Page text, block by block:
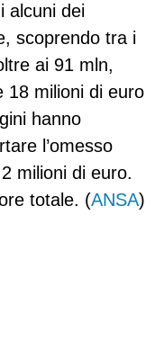
alcuni dei
scoprendo tra i
ai 91 mln,
18 milioni di euro
hanno
l’omesso
milioni di euro.
totale. (ANSA)